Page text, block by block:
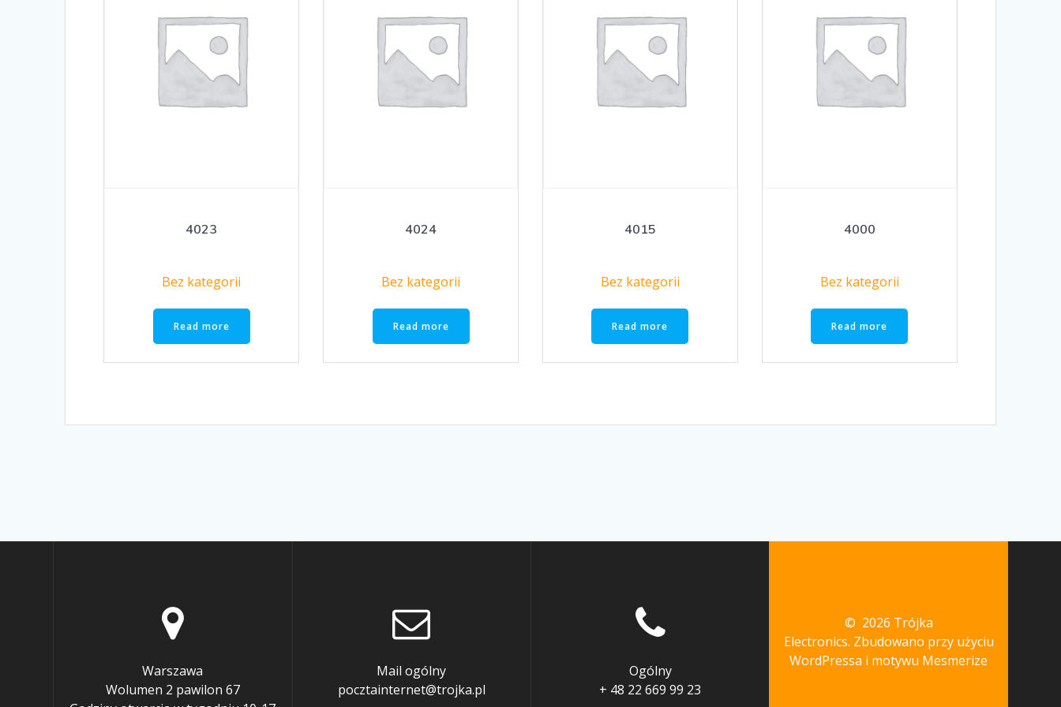
4023
Bez kategorii
Read more
4024
Bez kategorii
Read more
4015
Bez kategorii
Read more
4000
Bez kategorii
Read more
Warszawa
Wolumen 2 pawilon 67
Mail ogólny
pocztainternet@trojka.pl
Ogólny
+ 48 22 669 99 23
© 2026 Trójka
Electronics. Zbudowano przy użyciu
WordPressa i motywu Mesmerize